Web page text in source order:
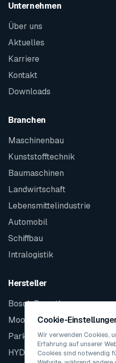
Unternehmen
Über uns
Aktuelles
Karriere
Kontakt
Downloads
Branchen
Maschinenbau
Kunststofftechnik
Baumaschinen
Landwirtschaft
Lebensmittelindustrie
Automobil
Schiffbau
Intralogistik
Hersteller
Bosch Rexroth
Moog
Parker
HYDAC
Cookie-
Wir verwenden Cookies,
Erfahrung auf unserer
Cookies sind notwendig